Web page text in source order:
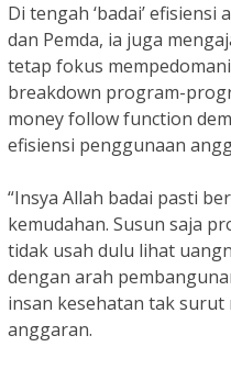
Di tengah ‘badai’
dan Pemda, ia juga
tetap fokus mempedomani
breakdown program-
money follow function
efisiensi penggunaan
“Insya Allah badai pasti
kemudahan. Susun saja
tidak usah dulu lihat
dengan arah
insan kesehatan tak
anggaran.